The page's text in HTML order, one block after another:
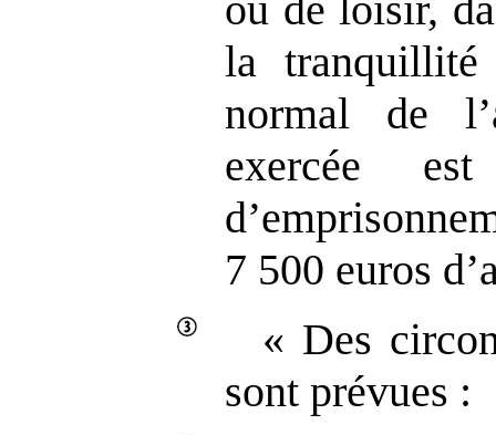
la
normal de
exercée
7 500 euros
« Des
sont prévues :